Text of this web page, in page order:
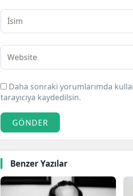
Daha sonraki yorumlarımda
tarayıcıya kaydedilsin.
GÖNDER
Benzer Yazılar